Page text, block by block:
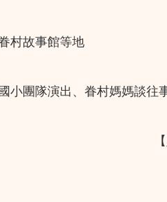
村故事館等地
團隊演出、眷村媽媽談往